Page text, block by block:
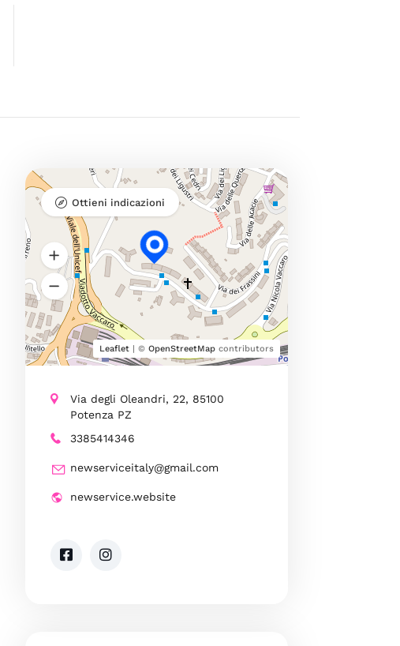
Leaflet| © OpenStreetMapcontributors
Ottieni indicazioni
Via degli Oleandri, 22, 85100
Potenza PZ
3385414346
newserviceitaly@gmail.com
newservice.website